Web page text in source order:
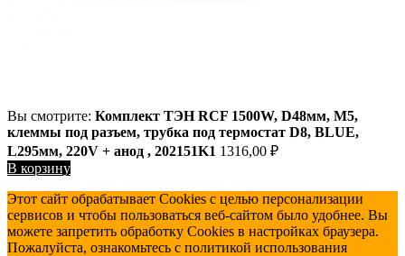
Вы смотрите: Комплект ТЭН RCF 1500W, D48мм, М5,
клеммы под разъем, трубка под термостат D8, BLUE,
L295мм, 220V + анод , 202151K1 1316,00 ₽
В корзину
Этот сайт обрабатывает Cookies с целью персонализации
сервисов и чтобы пользоваться веб-сайтом было удобнее. Вы
можете запретить обработку Cookies в настройках браузера.
Пожалуйста, ознакомьтесь с политикой использования